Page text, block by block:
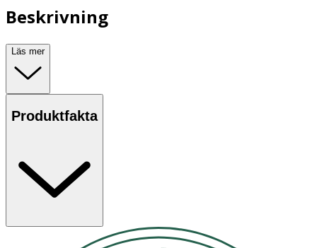
Beskrivning
Läs mer
Produktfakta